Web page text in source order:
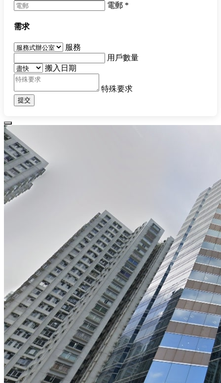
電郵 *
需求
服務
用戶數量
搬入日期
特殊要求
提交